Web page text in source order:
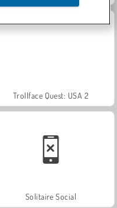
Trollface Quest: USA 2
Solitaire Social